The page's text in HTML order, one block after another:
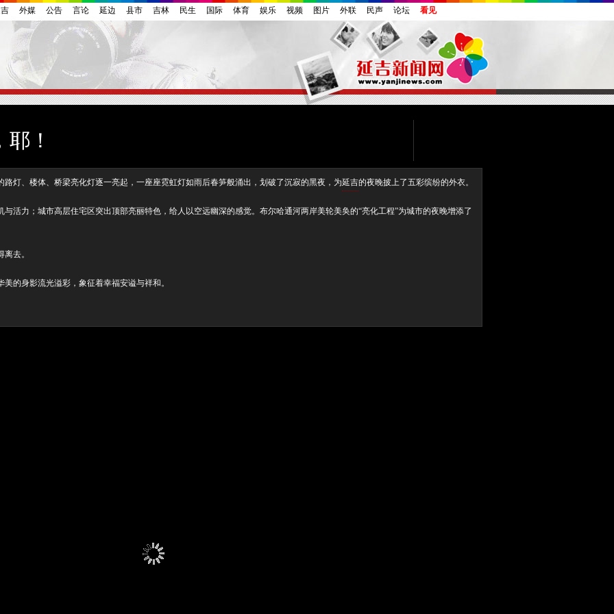
外媒 公告 言论 延边 县市 吉林 民生 国际 体育 娱乐 视频 图片 外联 民声 论坛 看见
！
路灯、楼体、桥梁亮化灯逐一亮起，一座座霓虹灯如雨后春笋般涌出，划破了沉寂的黑夜，为延吉的夜晚披上了五彩缤纷的外衣。
活力；城市高层住宅区突出顶部亮丽特色，给人以空远幽深的感觉。布尔哈通河两岸美轮美奂的“亮化工程”为城市的夜晚增添了
去。
的身影流光溢彩，象征着幸福安谥与祥和。